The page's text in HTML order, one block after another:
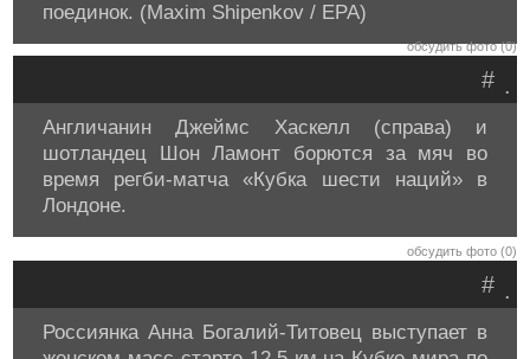
поединок. (Maxim Shipenkov / EPA)
обсудить фото (0)
.
#
Англичанин Джеймс Хаскелл (справа) и
шотландец Шон Ламонт борются за мяч во
время регби-матча «Кубка шести наций» в
Лондоне.
обсудить фото (0)
.
#
Россиянка Анна Богалий-Титовец выступает в